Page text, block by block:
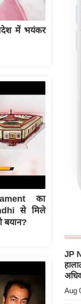
में भयंकर
का
से मिले
JP
Aug